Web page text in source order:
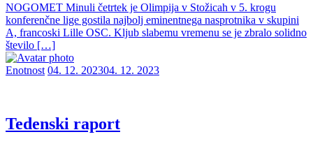
NOGOMET Minuli četrtek je Olimpija v Stožicah v 5. krogu
konferenčne lige gostila najbolj eminentnega nasprotnika v skupini
A, francoski Lille OSC. Kljub slabemu vremenu se je zbralo solidno
število […]
Enotnost 04. 12. 202304. 12. 2023
Tedenski raport